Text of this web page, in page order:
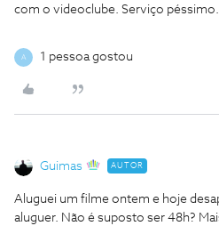
com o videoclube. Serviço péssimo.
A 1 pessoa gostou
Guimas AUTOR
Aluguei um filme ontem e hoje
aluguer. Não é suposto ser 48h?